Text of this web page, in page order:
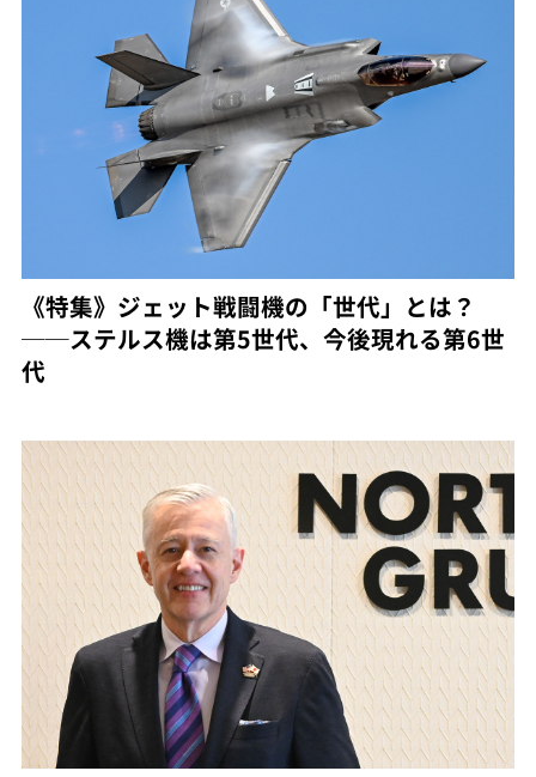
《特集》ジェット戦闘機の「世代」とは？
──ステルス機は第5世代、今後現れる第6世
代